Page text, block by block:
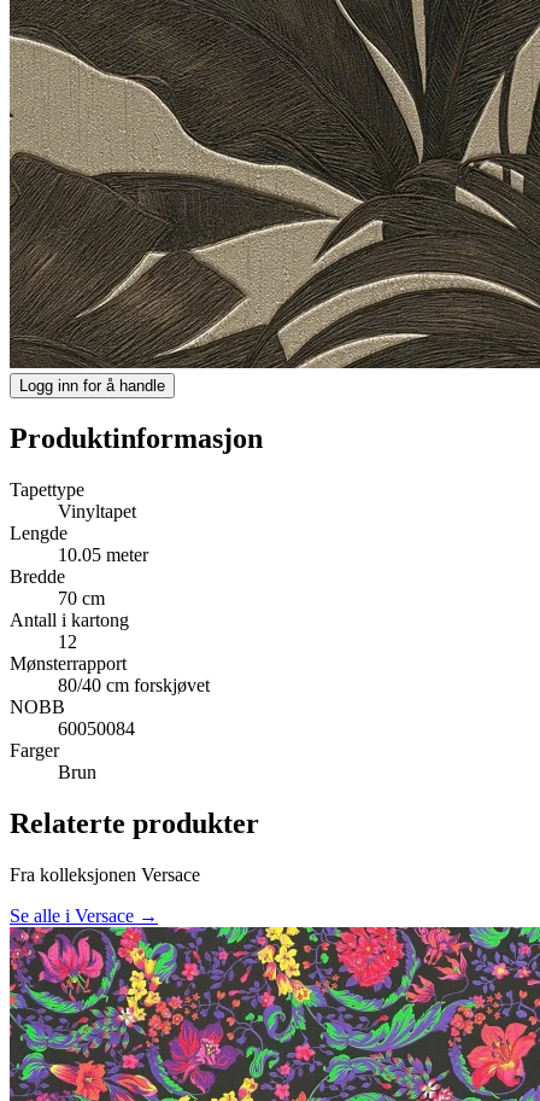
Logg inn for å handle
Produktinformasjon
Tapettype
Vinyltapet
Lengde
10.05 meter
Bredde
70 cm
Antall i kartong
12
Mønsterrapport
80/40 cm forskjøvet
NOBB
60050084
Farger
Brun
Relaterte produkter
Fra kolleksjonen Versace
Se alle i Versace →